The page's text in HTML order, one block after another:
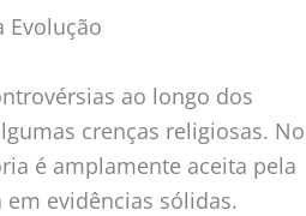
Evolução
ao longo dos
crenças religiosas. No
é amplamente aceita pela
evidências sólidas.